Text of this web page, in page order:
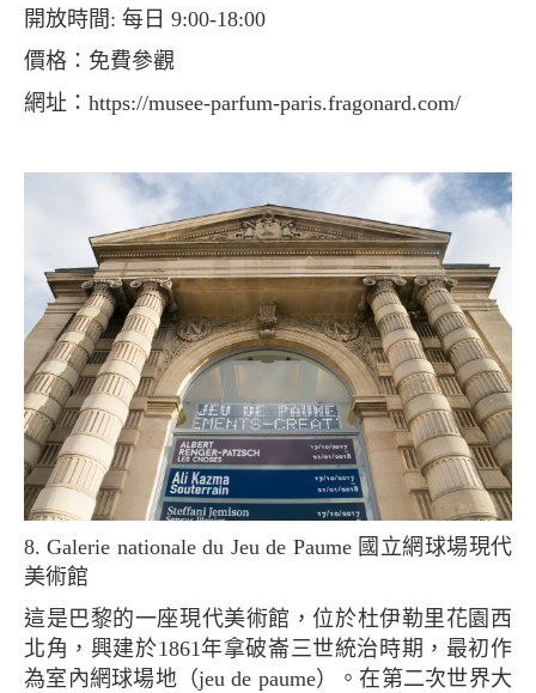
開放時間: 每日 9:00-18:00
價格：免費參觀
網址：https://musee-parfum-paris.fragonard.com/
8. Galerie nationale du Jeu de Paume 國立網球場現代
美術館
這是巴黎的一座現代美術館，位於杜伊勒里花園西
北角，興建於1861年拿破崙三世統治時期，最初作
為室內網球場地（jeu de paume）。在第二次世界大